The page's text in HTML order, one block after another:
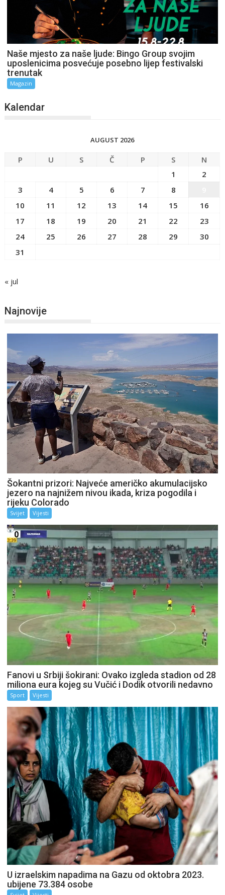
Naše mjesto za naše ljude: Bingo Group svojim
uposlenicima posvećuje posebno lijep festivalski
trenutak
Magazin
Kalendar
AUGUST 2026
P U S Č P S
N
1
2
3
4 5 6 7 8
10
11 12 13 14 15
16
17
18 19 20 21 22
23
24
25 26 27 28 29
30
31
« jul
Najnovije
Šokantni prizori: Najveće američko akumulacijsko
jezero na najnižem nivou ikada, kriza pogodila i
rijeku Colorado
Svijet Vijesti
Fanovi u Srbiji šokirani: Ovako izgleda stadion od 28
miliona eura kojeg su Vučić i Dodik otvorili nedavno
Sport Vijesti
U izraelskim napadima na Gazu od oktobra 2023.
ubijene 73.384 osobe